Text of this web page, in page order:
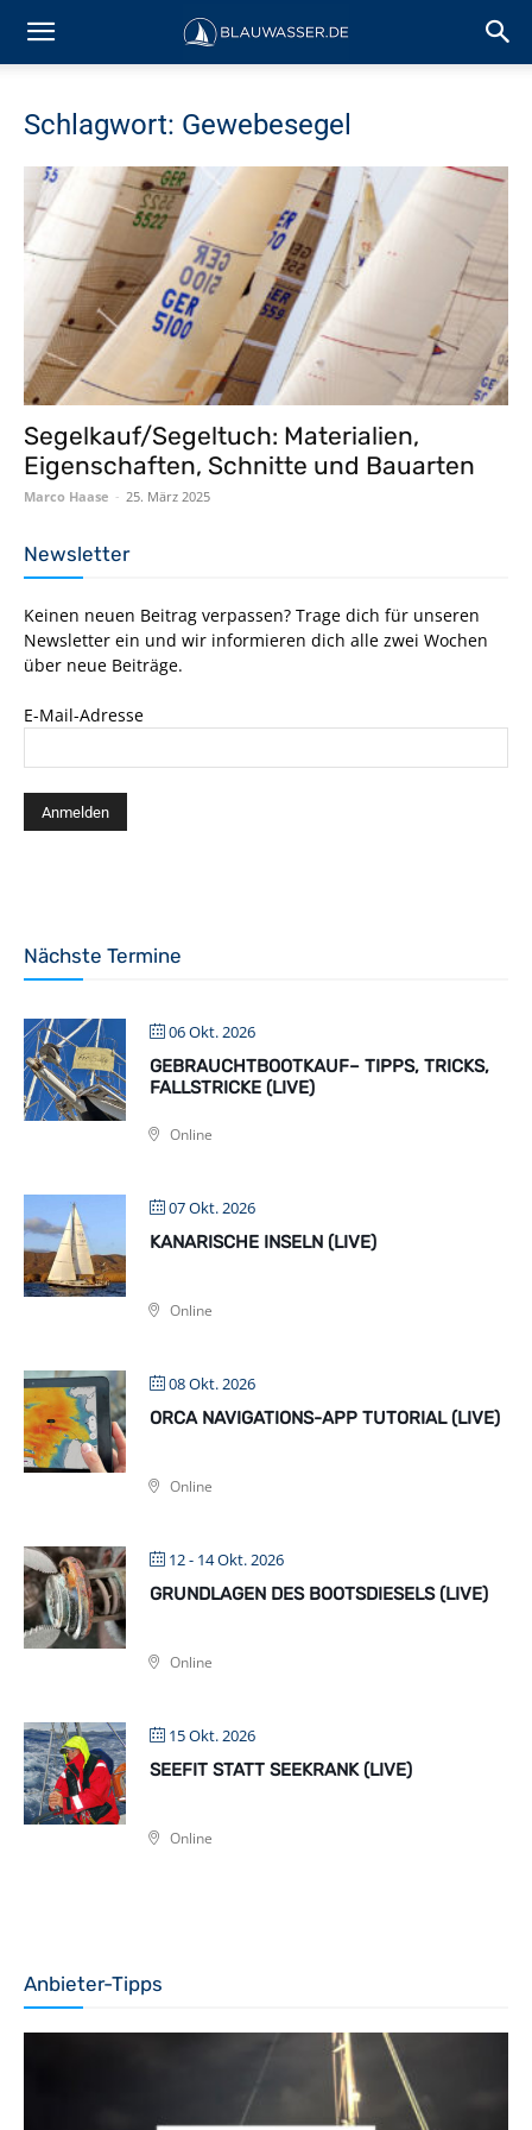
Schlagwort: Gewebesegel
Segelkauf/Segeltuch: Materialien,
Eigenschaften, Schnitte und Bauarten
Marco Haase - 25. März 2025
Newsletter
Keinen neuen Beitrag verpassen? Trage dich für unseren
Newsletter ein und wir informieren dich alle zwei Wochen
über neue Beiträge.
E-Mail-Adresse
Nächste Termine
06 Okt. 2026
GEBRAUCHTBOOTKAUF– TIPPS, TRICKS,
FALLSTRICKE (LIVE)
Online
07 Okt. 2026
KANARISCHE INSELN (LIVE)
Online
08 Okt. 2026
ORCA NAVIGATIONS-APP TUTORIAL (LIVE)
Online
12 - 14 Okt. 2026
GRUNDLAGEN DES BOOTSDIESELS (LIVE)
Online
15 Okt. 2026
SEEFIT STATT SEEKRANK (LIVE)
Online
Anbieter-Tipps